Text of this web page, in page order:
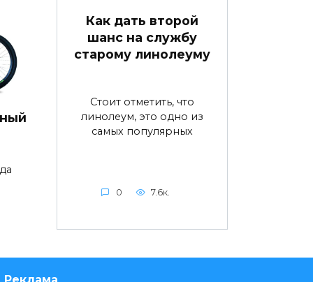
Как дать второй
шанс на службу
старому линолеуму
Стоит отметить, что
линолеум, это одно из
самых популярных
0 7.6к.